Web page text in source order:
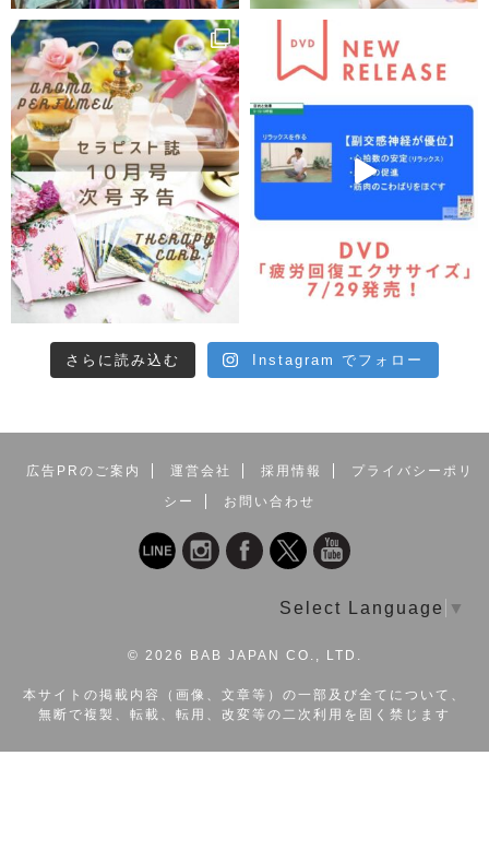
さらに読み込む Instagram でフォロー
広告PRのご案内 運営会社 採用情報
プライバシーポリ
シー
お問い合わせ
Select Language ▼
© 2026 BAB JAPAN CO., LTD.
本サイトの掲載内容（画像、文章等）の一部及び全てについて、
無断で複製、転載、転用、改変等の二次利用を固く禁じます